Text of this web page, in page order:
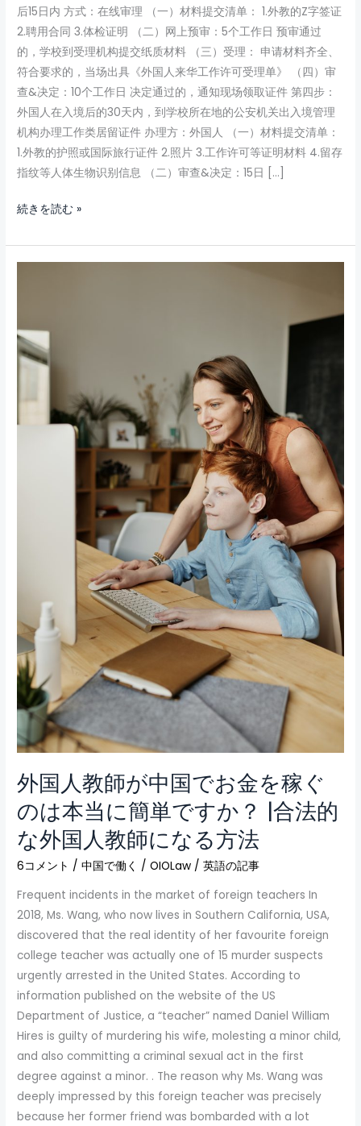
后15日内 方式：在线审理 （一）材料提交清单： 1.外教的Z字签证
2.聘用合同 3.体检证明 （二）网上预审：5个工作日 预审通过
的，学校到受理机构提交纸质材料 （三）受理： 申请材料齐全、
符合要求的，当场出具《外国人来华工作许可受理单》 （四）审
查&决定：10个工作日 决定通过的，通知现场领取证件 第四步：
外国人在入境后的30天内，到学校所在地的公安机关出入境管理
机构办理工作类居留证件 办理方：外国人 （一）材料提交清单：
1.外教的护照或国际旅行证件 2.照片 3.工作许可等证明材料 4.留存
指纹等人体生物识别信息 （二）审查&决定：15日 […]
続きを読む »
外国人教師が中国でお金を稼ぐ
のは本当に簡単ですか？ |合法的
な外国人教師になる方法
6コメント /中国で働く /OIOLaw /英語の記事
Frequent incidents in the market of foreign teachers In
2018, Ms. Wang, who now lives in Southern California, USA,
discovered that the real identity of her favourite foreign
college teacher was actually one of 15 murder suspects
urgently arrested in the United States. According to
information published on the website of the US
Department of Justice, a “teacher” named Daniel William
Hires is guilty of murdering his wife, molesting a minor child,
and also committing a criminal sexual act in the first
degree against a minor. . The reason why Ms. Wang was
deeply impressed by this foreign teacher was precisely
because her former friend was bombarded with a lot
教
師
に
簡
単
で
す
か？
|
合
法
的
な
外
人
教
師
に
な
る
方
法